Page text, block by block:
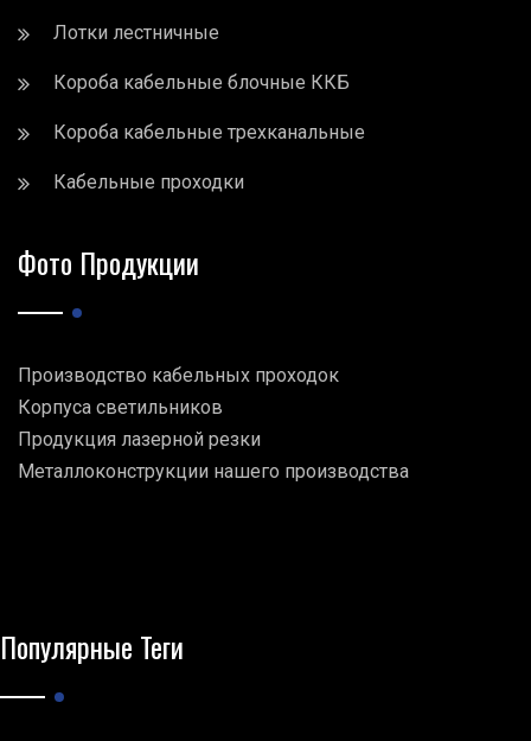
Лотки лестничные
Короба кабельные блочные ККБ
Короба кабельные трехканальные
Кабельные проходки
Фото Продукции
Производство кабельных проходок
Корпуса светильников
Продукция лазерной резки
Металлоконструкции нашего производства
Популярные Теги